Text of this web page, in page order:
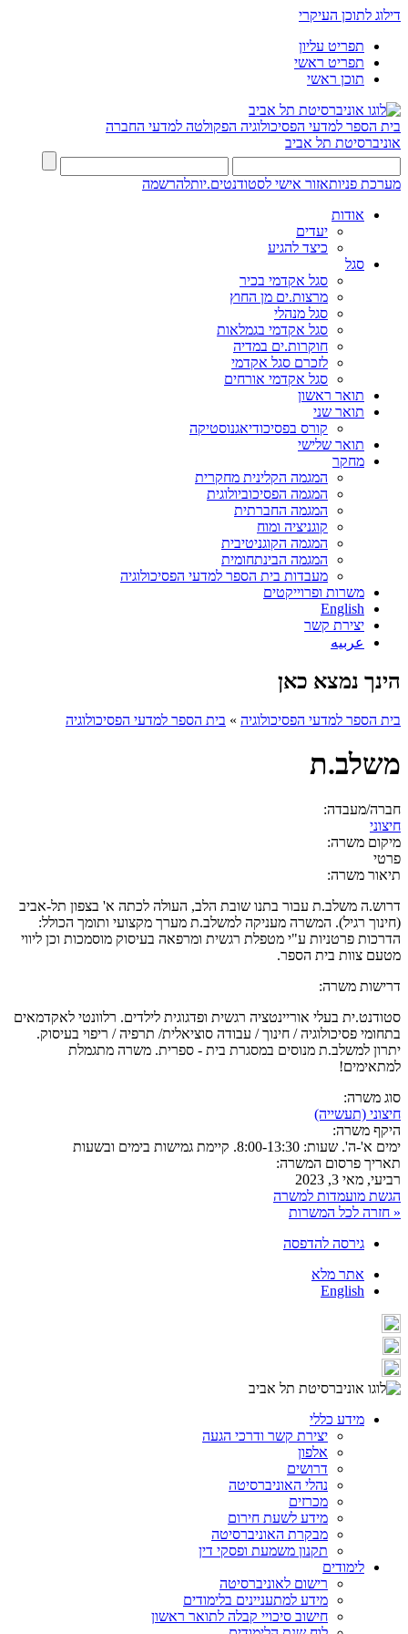
דילוג לתוכן העיקרי
תפריט עליון
תפריט ראשי
תוכן ראשי
בית הספר למדעי הפסיכולוגיה הפקולטה למדעי החברה
אוניברסיטת תל אביב
מערכת פניותאזור אישי לסטודנטים.יותלהרשמה
אודות
יעדים
כיצד להגיע
סגל
סגל אקדמי בכיר
מרצות.ים מן החוץ
סגל מנהלי
סגל אקדמי בגמלאות
חוקרות.ים במדיה
לזכרם סגל אקדמי
סגל אקדמי אורחים
תואר ראשון
תואר שני
קורס בפסיכודיאגנוסטיקה
תואר שלישי
מחקר
המגמה הקלינית מחקרית
המגמה הפסיכוביולוגית
המגמה החברתית
קוגניציה ומוח
המגמה הקוגניטיבית
המגמה הבינתחומית
מעבדות בית הספר למדעי הפסיכולוגיה
משרות ופרוייקטים
English
יצירת קשר
عربيه
הינך נמצא כאן
בית הספר למדעי הפסיכולוגיה » בית הספר למדעי הפסיכולוגיה
משלב.ת
חברה/מעבדה:
חיצוני
מיקום משרה:
פרטי
תיאור משרה:
דרוש.ה משלב.ת עבור בתנו שובת הלב, העולה לכתה א' בצפון תל-אביב
(חינוך רגיל). המשרה מעניקה למשלב.ת מערך מקצועי ותומך הכולל:
הדרכות פרטניות ע"י מטפלת רגשית ומרפאה בעיסוק מוסמכות וכן ליווי
מטעם צוות בית הספר.
דרישות משרה:
סטודנט.ית בעלי אוריינטציה רגשית ופדגוגית לילדים. רלוונטי לאקדמאים
בתחומי פסיכולוגיה / חינוך / עבודה סוציאלית/ תרפיה / ריפוי בעיסוק.
יתרון למשלב.ת מנוסים במסגרת בית - ספרית. משרה מתגמלת
למתאימים!
סוג משרה:
חיצוני (תעשייה)
היקף משרה:
ימים א'-ה'. שעות: 8:00-13:30. קיימת גמישות בימים ובשעות
תאריך פרסום המשרה:
רביעי, מאי 3, 2023
הגשת מועמדות למשרה
« חזרה לכל המשרות
גירסה להדפסה
אתר מלא
English
מידע כללי
יצירת קשר ודרכי הגעה
אלפון
דרושים
נהלי האוניברסיטה
מכרזים
מידע לשעת חירום
מבקרת האוניברסיטה
תקנון משמעת ופסקי דין
לימודים
רישום לאוניברסיטה
מידע למתעניינים בלימודים
חישוב סיכויי קבלה לתואר ראשון